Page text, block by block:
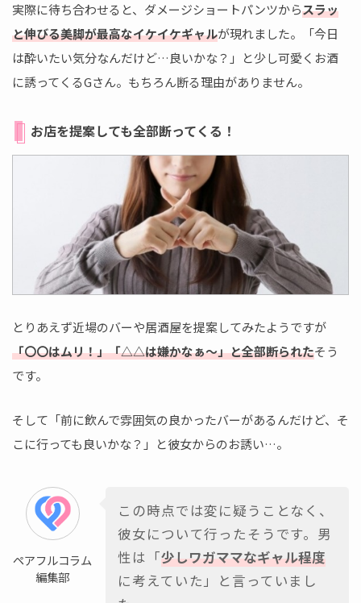
実際に待ち合わせると、ダメージショートパンツからスラッ
と伸びる美脚が最高なイケイケギャルが現れました。「今日
は酔いたい気分なんだけど…良いかな？」と少し可愛くお酒
に誘ってくるGさん。もちろん断る理由がありません。
お店を提案しても全部断ってくる！
とりあえず近場のバーや居酒屋を提案してみたようですが
「〇〇はムリ！」「△△は嫌かなぁ～」と全部断られたそう
です。
そして「前に飲んで雰囲気の良かったバーがあるんだけど、そ
こに行っても良いかな？」と彼女からのお誘い…。
ペアフルコラム
編集部
この時点では変に疑うことなく、
彼女について行ったそうです。男
性は「少しワガママなギャル程度
に考えていた」と言っていまし